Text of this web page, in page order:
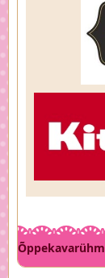
Õppekavarühm